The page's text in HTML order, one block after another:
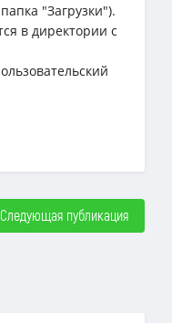
"Загрузки").
в директории с
Следующая публикация